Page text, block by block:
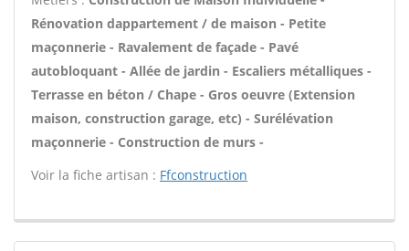
Rénovation dappartement / de maison - Petite
maçonnerie - Ravalement de façade - Pavé
autobloquant - Allée de jardin - Escaliers métalliques -
Terrasse en béton / Chape - Gros oeuvre (Extension
maison, construction garage, etc) - Surélévation
maçonnerie - Construction de murs -
Voir la fiche artisan : Ffconstruction